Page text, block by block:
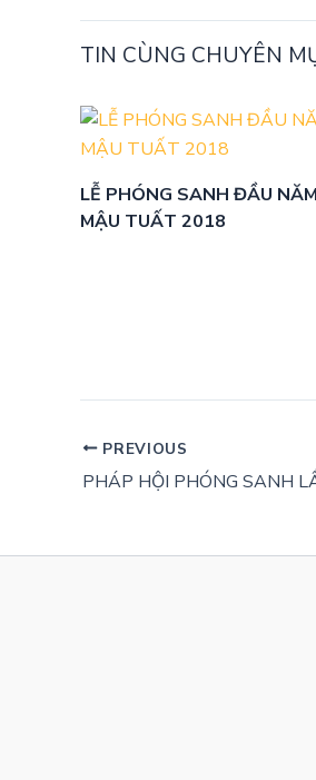
TIN CÙNG CHUYÊN
LỄ PHÓNG SANH ĐẦU NĂM
MẬU TUẤT 2018
PREVIOUS